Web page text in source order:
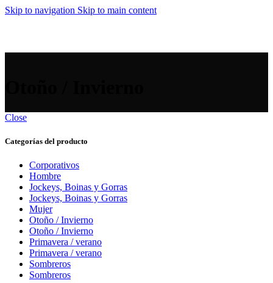
Skip to navigation Skip to main content
Close
Categorías del producto
Corporativos
Hombre
Jockeys, Boinas y Gorras
Jockeys, Boinas y Gorras
Mujer
Otoño / Invierno
Otoño / Invierno
Primavera / verano
Primavera / verano
Sombreros
Sombreros